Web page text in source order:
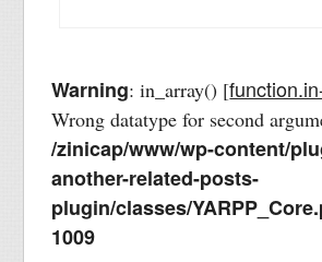
Warning: in_array() [
Wrong datatype for second
/zinicap/www/wp-content/
another-related-posts-
plugin/classes/
1009